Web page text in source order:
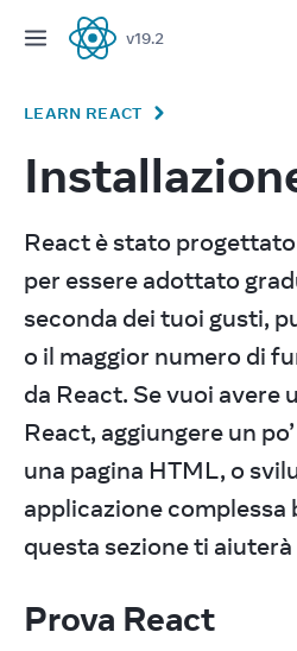
React
v19.2
LEARN REACT
React è stato
per essere adottato
seconda dei tuoi gusti,
o il maggior numero di
da React. Se vuoi avere
React, aggiungere un
una pagina HTML, o
applicazione complessa
questa sezione ti
Prova React